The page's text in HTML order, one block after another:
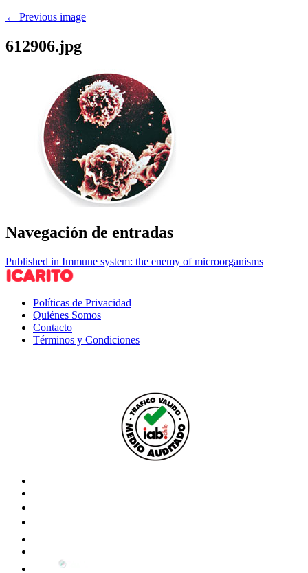
← Previous image
612906.jpg
Navegación de entradas
Published in Immune system: the enemy of microorganisms
Políticas de Privacidad
Quiénes Somos
Contacto
Términos y Condiciones